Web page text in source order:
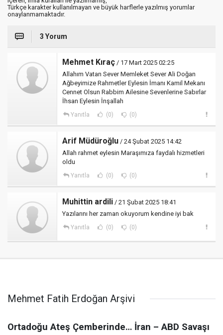
Türkçe karakter kullanılmayan ve büyük harflerle yazılmış yorumlar
onaylanmamaktadır.
3 Yorum
Mehmet Kıraç / 17 Mart 2025 02:25
Allahım Vatan Sever Memleket Sever Ali Doğan
Ağbeyimize Rahmetler Eylesin İmanı Kamil Mekanı
Cennet Olsun Rabbim Ailesine Sevenlerine Sabırlar
İhsan Eylesin İnşallah
Yanıtla (0) (0)
Arif Müdüroğlu / 24 Şubat 2025 14:42
Allah rahmet eylesin Maraşımıza faydalı hizmetleri
oldu
Yanıtla (0) (0)
Muhittin ardili / 21 Şubat 2025 18:41
Yazılarını her zaman okuyorum kendine iyi bak
Yanıtla (0) (0)
Mehmet Fatih Erdoğan Arşivi
Ortadoğu Ateş Çemberinde… İran – ABD Savaşı